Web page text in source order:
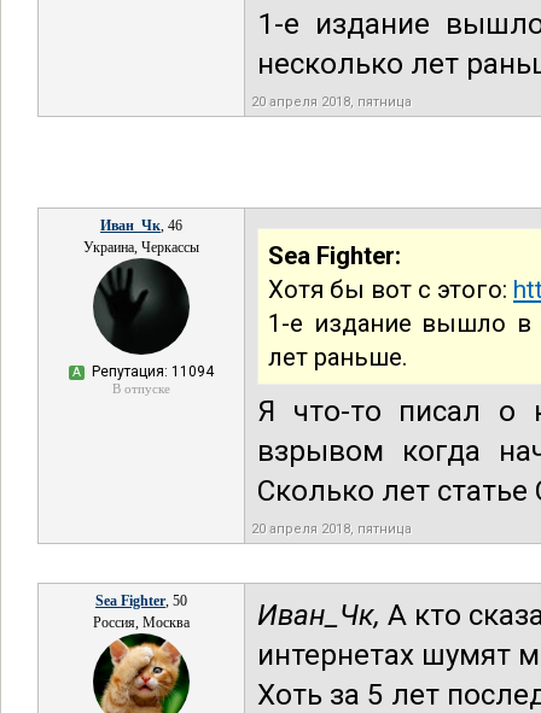
1-е издание
несколько лет
20 апреля 2018, пятница
Иван_Чк, 46
Украина, Черкассы
А Репутация: 11094
В отпуске
Sea Fighter:
Хотя бы вот с этого:
1-е издание вышло в
лет раньше.
Я что-то писал о
взрывом когда
Сколько лет
20 апреля 2018, пятница
Sea Fighter, 50
Россия, Москва
Иван_Чк, А кто
интернетах шумят
Хоть за 5 лет